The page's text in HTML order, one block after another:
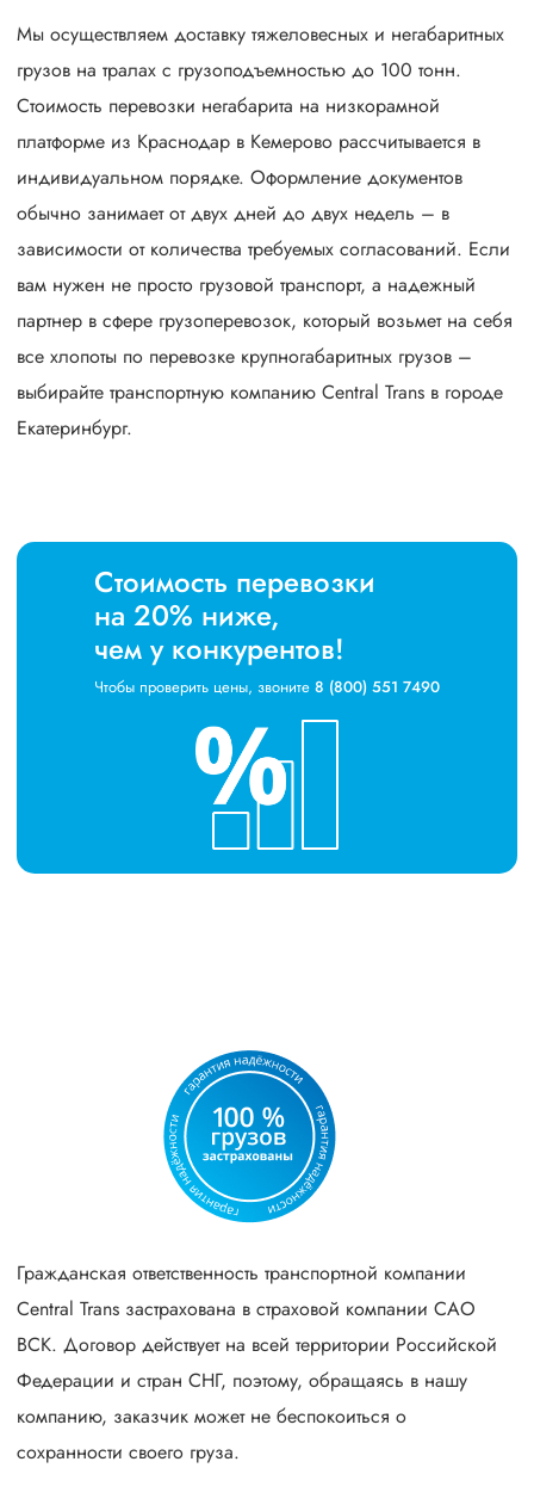
Мы осуществляем доставку тяжеловесных и негабаритных
грузов на тралах с грузоподъемностью до 100 тонн.
Стоимость перевозки негабарита на низкорамной
платформе из Краснодар в Кемерово рассчитывается в
индивидуальном порядке. Оформление документов
обычно занимает от двух дней до двух недель – в
зависимости от количества требуемых согласований. Если
вам нужен не просто грузовой транспорт, а надежный
партнер в сфере грузоперевозок, который возьмет на себя
все хлопоты по перевозке крупногабаритных грузов –
выбирайте транспортную компанию Central Trans в городе
Екатеринбург.
Стоимость перевозки
на 20% ниже,
чем у конкурентов!
Чтобы проверить цены, звоните 8 (800) 551 7490
Гражданская ответственность транспортной компании
Central Trans застрахована в страховой компании САО
ВСК. Договор действует на всей территории Российской
Федерации и стран СНГ, поэтому, обращаясь в нашу
компанию, заказчик может не беспокоиться о
сохранности своего груза.